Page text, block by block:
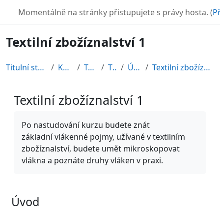
TURBO
Momentálně na stránky přistupujete s právy hosta. (
Textilní zbožíznalství 1
Titulní stránka Kurzy Textil TZB Úvod Textilní zbožíznalství 1
Textilní zbožíznalství 1
Po nastudování kurzu budete znát
základní vlákenné pojmy, užívané v textilním
zbožíznalství, budete umět mikroskopovat
vlákna a poznáte druhy vláken v praxi.
Úvod